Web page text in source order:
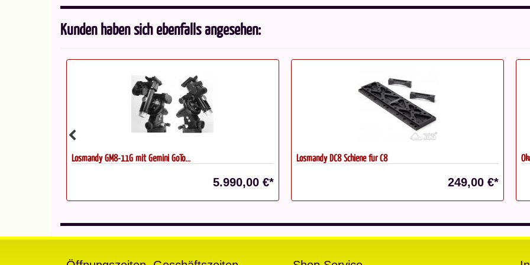
Kunden haben sich ebenfalls angesehen:
Losmandy DC8 Schiene für C8
249,00 €*
Okular TeleVue Nagler VII 9mm
879,00 €*